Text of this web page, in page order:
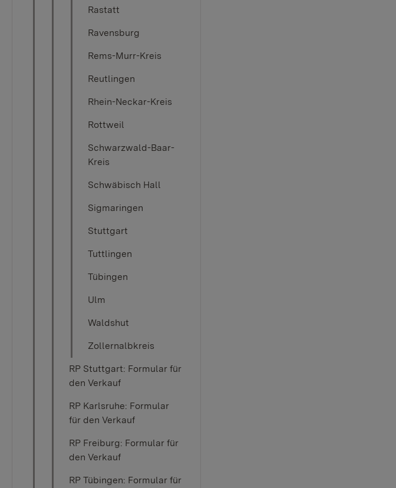
Rastatt
Ravensburg
Rems-Murr-Kreis
Reutlingen
Rhein-Neckar-Kreis
Rottweil
Schwarzwald-Baar-
Kreis
Schwäbisch Hall
Sigmaringen
Stuttgart
Tuttlingen
Tübingen​​​​
Ulm
Waldshut
Zollernalbkreis
RP Stuttgart: Formular für
den Verkauf
RP Karlsruhe: Formular
für den Verkauf
RP Freiburg: Formular für
den Verkauf
RP Tübingen: Formular für